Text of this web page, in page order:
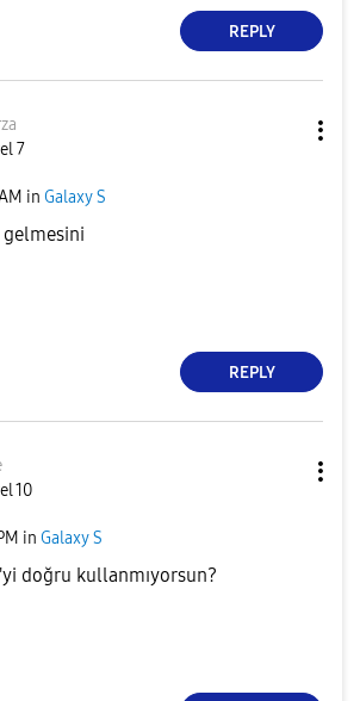
REPLY
7
in Galaxy S
REPLY
10
in Galaxy S
doğru kullanmıyorsun?